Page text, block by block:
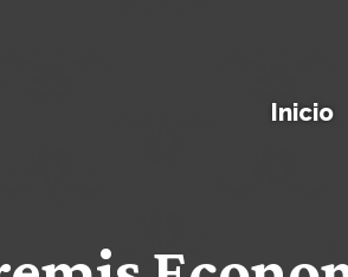
Inicio